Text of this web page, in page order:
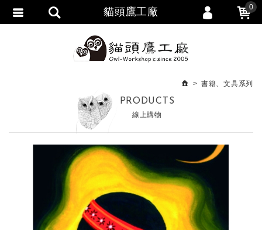
書籍、文具系列
PRODUCTS
線上購物
貓頭鷹工廠 0
會員註冊
訂單查詢
匯款通知